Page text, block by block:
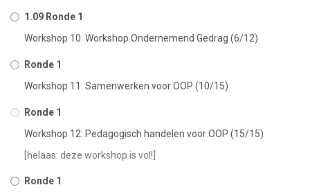
1.09 Ronde 1
Workshop 10: Workshop Ondernemend Gedrag (6/12)
Ronde 1
Workshop 11: Samenwerken voor OOP (10/15)
Ronde 1
Workshop 12: Pedagogisch handelen voor OOP (15/15)
[helaas: deze workshop is vol!]
Ronde 1